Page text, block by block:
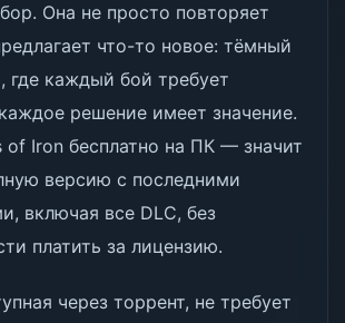
Она не просто повторяет
что-то новое: тёмный
где каждый бой требует
решение имеет значение.
of Iron бесплатно на ПК — значит
версию с последними
включая все DLC, без
платить за лицензию.
через торрент, не требует